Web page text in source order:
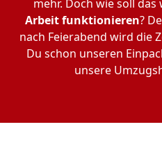
mehr. Doch wie soll
Arbeit funktionieren?
nach Feierabend wird die
Du schon unseren
unsere